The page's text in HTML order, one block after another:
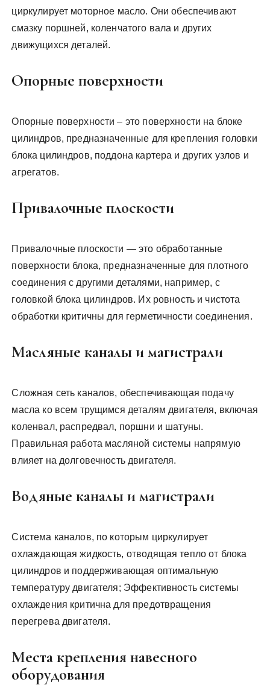
циркулирует моторное масло. Они обеспечивают
смазку поршней, коленчатого вала и других
движущихся деталей.
Опорные поверхности
Опорные поверхности – это поверхности на блоке
цилиндров, предназначенные для крепления головки
блока цилиндров, поддона картера и других узлов и
агрегатов.
Привалочные плоскости
Привалочные плоскости ― это обработанные
поверхности блока, предназначенные для плотного
соединения с другими деталями, например, с
головкой блока цилиндров. Их ровность и чистота
обработки критичны для герметичности соединения.
Масляные каналы и магистрали
Сложная сеть каналов, обеспечивающая подачу
масла ко всем трущимся деталям двигателя, включая
коленвал, распредвал, поршни и шатуны.
Правильная работа масляной системы напрямую
влияет на долговечность двигателя.
Водяные каналы и магистрали
Система каналов, по которым циркулирует
охлаждающая жидкость, отводящая тепло от блока
цилиндров и поддерживающая оптимальную
температуру двигателя; Эффективность системы
охлаждения критична для предотвращения
перегрева двигателя.
Места крепления навесного
оборудования